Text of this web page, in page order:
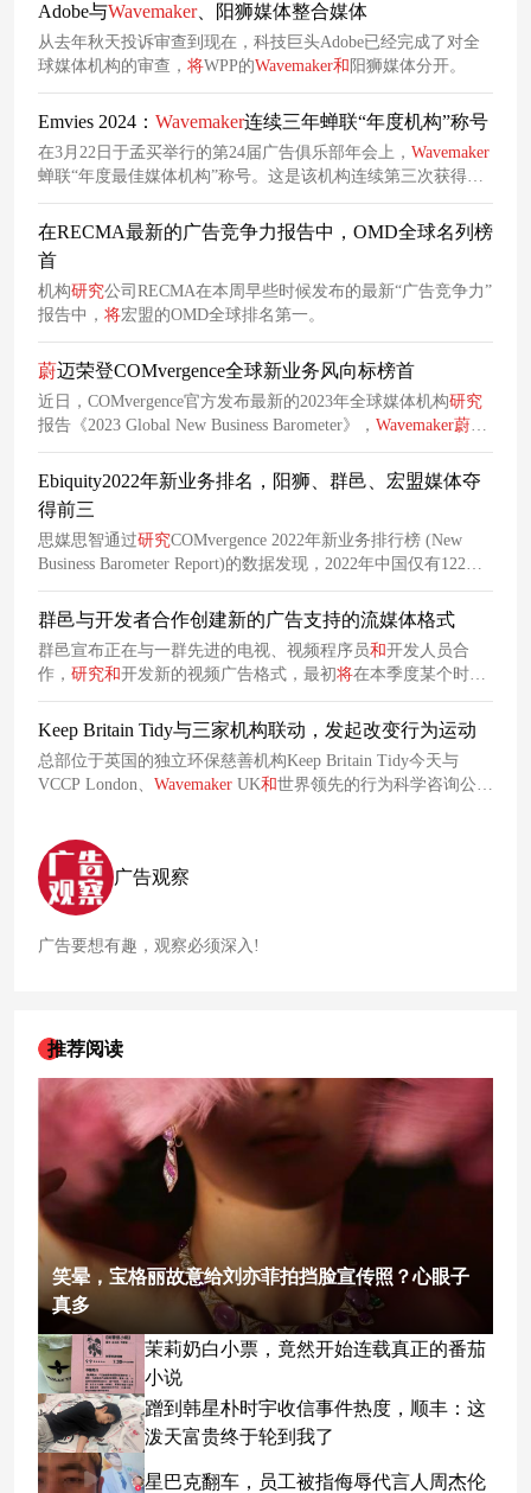
Adobe与Wavemaker、阳狮媒体整合媒体
从去年秋天投诉审查到现在，科技巨头Adobe已经完成了对全
球媒体机构的审查， 将WPP的Wavemaker和 阳狮媒体分开。
Emvies 2024： Wavemaker连续三年蝉联“年度机构”称号
在3月22日于孟买举行的第24届广告俱乐部年会上， Wavemaker
蝉联“年度最佳媒体机构”称号。这是该机构连续第三次获得令
人垂涎的冠军头衔，此前曾在2023年和2022年获得过冠军。
在RECMA最新的广告竞争力报告中，OMD全球名列榜
首
机构研究公司RECMA在本周早些时候发布的最新“广告竞争力”
报告中， 将宏盟的OMD全球排名第一。
蔚迈荣登COMvergence全球新业务风向标榜首
近日，COMvergence官方发布最新的2023年全球媒体机构研究
报告《2023 Global New Business Barometer》， Wavemaker蔚迈
以价值24亿美元的新业务体量荣登全球媒体机构榜首，其中包
括固新业务17亿美元。
Ebiquity2022年新业务排名，阳狮、群邑、宏盟媒体夺
得前三
思媒思智通过研究COMvergence 2022年新业务排行榜 (New
Business Barometer Report)的数据发现，2022年中国仅有122场
媒介代理商回顾和比稿，相对2021年的167场减少了45场。 数
据显示，在新业务价值方面，阳狮媒体（Publicis Media）在
2022年赢得7个新客户排名第一，其次
为
群邑媒体排名第二，
宏盟媒体排名第三。
群邑与开发者合作创建新的广告支持的流媒体格式
群邑宣布正在与一群先进的电视、视频程序员和开发人员合
作， 研究和开发新的视频广告格式，最初将在本季度某个时候
试行。
Keep Britain Tidy与三家机构联动，发起改变行为运动
总部位于英国的独立环保慈善机构Keep Britain Tidy今天与
VCCP London、 Wavemaker UK和世界领先的行为科学咨询公司
广告观察
广告要想有趣，观察必须深入!
推荐阅读
笑晕，宝格丽故意给刘亦菲拍挡脸宣传照？心眼子
真多
茉莉奶白小票，竟然开始连载真正的番茄
小说
蹭到韩星朴时宇收信事件热度，顺丰：这
泼天富贵终于轮到我了
星巴克翻车，员工被指侮辱代言人周杰伦